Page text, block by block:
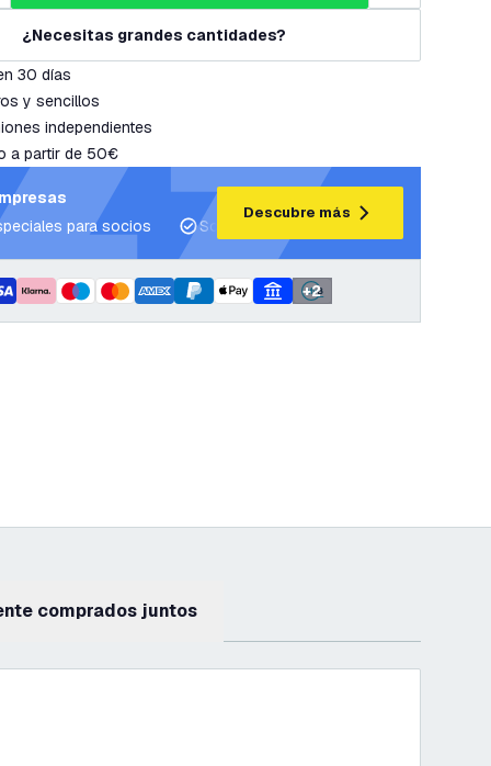
¿Necesitas grandes cantidades?
30 días
y sencillos
independientes
a partir de 50€
para socios
Soporte para proyectos y planes de
Descubre más
+2
comprados juntos